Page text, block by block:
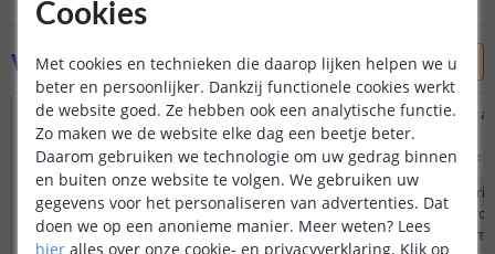
Vraag & antwoord
kun je de rgb kleuren ook laten verlopen
als het aan is of kun je dan maar 1 kleur
vast installen
Door Erwin op vrijdag 18 juli 2025
Deze strip heeft helaas geen
dynamische functie. Dit betekent dat er
Zijn de ledstrips nu
10meter lengte
Door Benny op zaterdag
Deze RGBW
meter naar u
2 ledstrips van 5
Cookies
Met cookies en technieken die daarop lijken helpen we u
beter en persoonlijker. Dankzij functionele cookies werkt
de website goed. Ze hebben ook een analytische functie.
Zo maken we de website elke dag een beetje beter.
Daarom gebruiken we technologie om uw gedrag binnen
en buiten onze website te volgen. We gebruiken uw
gegevens voor het personaliseren van advertenties. Dat
doen we op een anonieme manier. Meer weten? Lees
hier alles over onze cookie- en privacyverklaring. Klik op